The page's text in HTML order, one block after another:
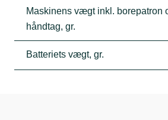
Maskinens vægt inkl. borepatron
håndtag, gr.
Batteriets vægt, gr.